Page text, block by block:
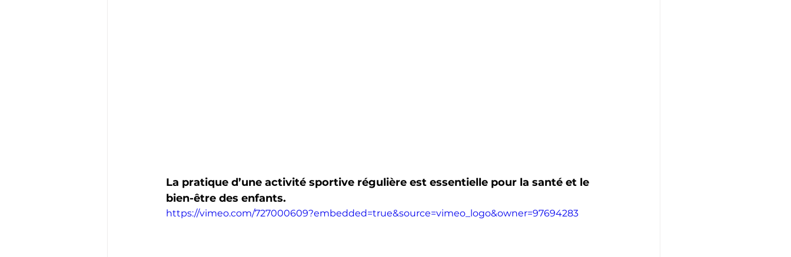
La pratique d’une activité sportive régulière est essentielle pour la santé et le
bien-être des enfants.
https://vimeo.com/727000609?embedded=true&source=vimeo_logo&owner=97694283